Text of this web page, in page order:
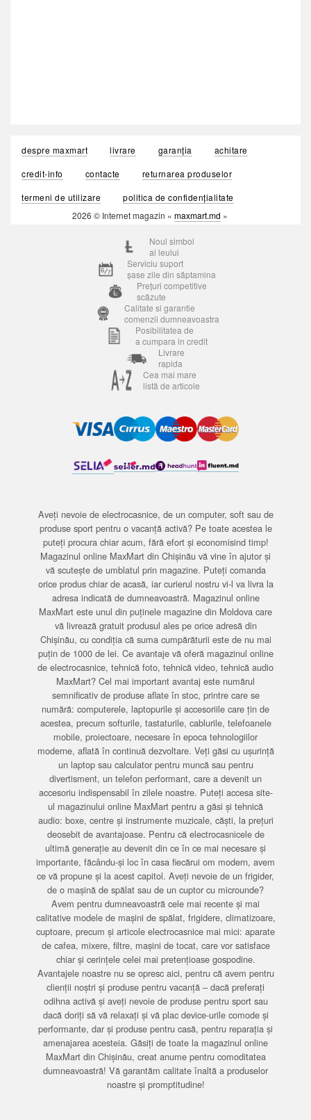
despre maxmart livrare garanția
achitare
credit-info
contacte
returnarea produselor
termeni de utilizare
politica de confidențialitate
2026 © Internet magazin « maxmart.md »
Noul simbol
al leului
Serviciu suport
șase zile din săptamina
Prețuri competitive
scăzute
Calitate si garantie
comenzii dumneavoastra
Posibilitatea de
a cumpara in credit
Livrare
rapida
Cea mai mare
listă de articole
Aveți nevoie de electrocasnice, de un computer, soft sau de
produse sport pentru o vacanță activă? Pe toate acestea le
puteți procura chiar acum, fără efort și economisind timp!
Magazinul online MaxMart din Chișinău vă vine în ajutor și
vă scutește de umblatul prin magazine. Puteți comanda
orice produs chiar de acasă, iar curierul nostru vi-l va livra la
adresa indicată de dumneavoastră. Magazinul online
MaxMart este unul din puținele magazine din Moldova care
vă livrează gratuit produsul ales pe orice adresă din
Chișinău, cu condiția că suma cumpărăturii este de nu mai
puțin de 1000 de lei. Ce avantaje vă oferă magazinul online
de electrocasnice, tehnică foto, tehnică video, tehnică audio
MaxMart? Cel mai important avantaj este numărul
semnificativ de produse aflate în stoc, printre care se
numără: computerele, laptopurile și accesoriile care țin de
acestea, precum softurile, tastaturile, cablurile, telefoanele
mobile, proiectoare, necesare în epoca tehnologiilor
moderne, aflată în continuă dezvoltare. Veți găsi cu ușurință
un laptop sau calculator pentru muncă sau pentru
divertisment, un telefon performant, care a devenit un
accesoriu indispensabil în zilele noastre. Puteți accesa site-
ul magazinului online MaxMart pentru a găsi și tehnică
audio: boxe, centre și instrumente muzicale, căști, la prețuri
deosebit de avantajoase. Pentru că electrocasnicele de
ultimă generație au devenit din ce în ce mai necesare și
importante, făcându-și loc în casa fiecărui om modern, avem
ce vă propune și la acest capitol. Aveți nevoie de un frigider,
de o mașină de spălat sau de un cuptor cu microunde?
Avem pentru dumneavoastră cele mai recente și mai
calitative modele de mașini de spălat, frigidere, climatizoare,
cuptoare, precum și articole electrocasnice mai mici: aparate
de cafea, mixere, filtre, mașini de tocat, care vor satisface
chiar și cerințele celei mai pretențioase gospodine.
Avantajele noastre nu se opresc aici, pentru că avem pentru
clienții noștri și produse pentru vacanță – dacă preferați
odihna activă și aveți nevoie de produse pentru sport sau
dacă doriți să vă relaxați și vă plac device-urile comode și
performante, dar și produse pentru casă, pentru reparația și
amenajarea acesteia. Găsiți de toate la magazinul online
MaxMart din Chișinău, creat anume pentru comoditatea
dumneavoastră! Vă garantăm calitate înaltă a produselor
noastre și promptitudine!